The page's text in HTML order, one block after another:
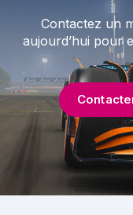
Contactez un
aujourd’hui pour